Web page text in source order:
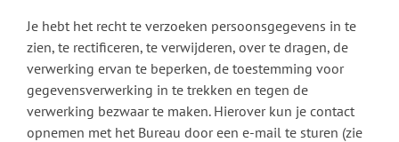
Je hebt het recht te verzoeken persoonsgegevens in te
zien, te rectificeren, te verwijderen, over te dragen, de
verwerking ervan te beperken, de toestemming voor
gegevensverwerking in te trekken en tegen de
verwerking bezwaar te maken. Hierover kun je contact
opnemen met het Bureau door een e-mail te sturen (zie